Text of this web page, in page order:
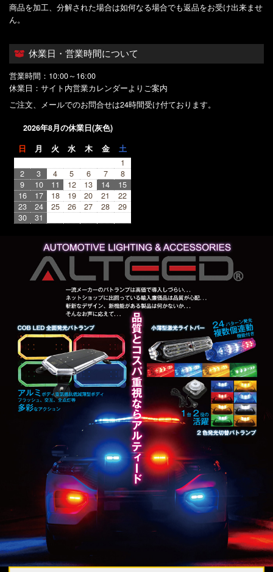
商品を加工、分解された場合は如何なる場合でも返品をお受け出来ませ
ん。
休業日・営業時間について
営業時間：10:00～16:00
休業日：サイト内営業カレンダーよりご案内
ご注文、メールでのお問合せは24時間受け付ております。
2026年8月の休業日(灰色)
日 月 火 水 木 金 土
1
2
3 4 5 6 7
8
9
10 11 12 13 14
15
16
17 18 19 20 21
22
23
24 25 26 27 28
29
30
31